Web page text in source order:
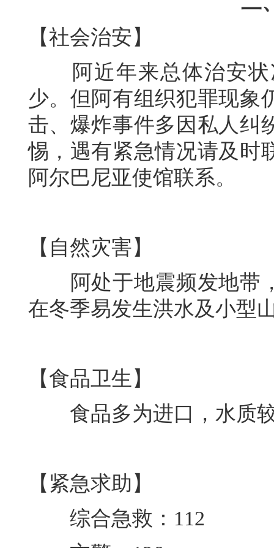
【社会治安】
阿近年来总体治安状
少。但阿有组织犯罪现象
击、爆炸事件多因私人纠
惕，遇有紧急情况请及时
阿尔巴尼亚使馆联系。
【自然灾害】
阿处于地震频发地带，
在冬季易发生洪水及小型
【食品卫生】
食品多为进口，水质较
【紧急求助】
综合急救：112